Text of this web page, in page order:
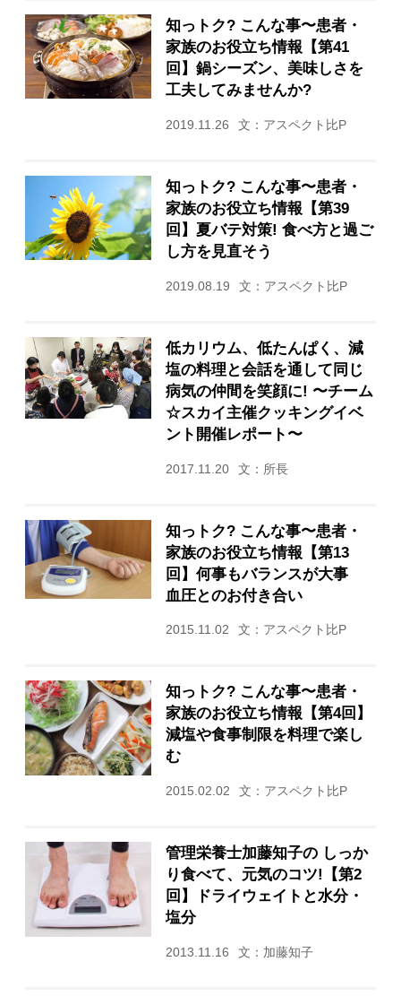
知っトク? こんな事〜患者・
家族のお役立ち情報【第41
回】鍋シーズン、美味しさを
工夫してみませんか?
2019.11.26 文：アスペクト比P
知っトク? こんな事〜患者・
家族のお役立ち情報【第39
回】夏バテ対策! 食べ方と過ご
し方を見直そう
2019.08.19 文：アスペクト比P
低カリウム、低たんぱく、減
塩の料理と会話を通して同じ
病気の仲間を笑顔に! 〜チーム
☆スカイ主催クッキングイベ
ント開催レポート〜
2017.11.20 文：所長
知っトク? こんな事〜患者・
家族のお役立ち情報【第13
回】何事もバランスが大事
血圧とのお付き合い
2015.11.02 文：アスペクト比P
知っトク? こんな事〜患者・
家族のお役立ち情報【第4回】
減塩や食事制限を料理で楽し
む
2015.02.02 文：アスペクト比P
管理栄養士加藤知子の しっか
り食べて、元気のコツ!【第2
回】ドライウェイトと水分・
塩分
2013.11.16 文：加藤知子